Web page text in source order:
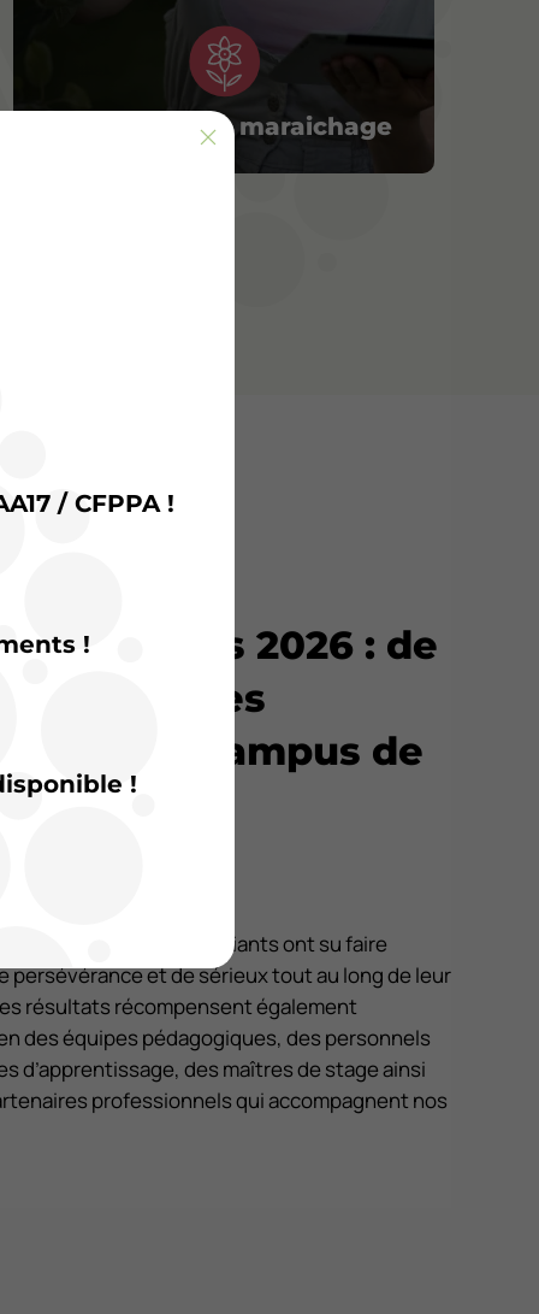
Horticulture – maraichage
examens 2026 : de
pour les
l’Agrocampus de
apprentis et étudiants ont su faire
persévérance et de sérieux tout au long de leur
résultats récompensent également
des équipes pédagogiques, des personnels
d’apprentissage, des maîtres de stage ainsi
professionnels qui accompagnent nos
/ CFPPA !
!
!